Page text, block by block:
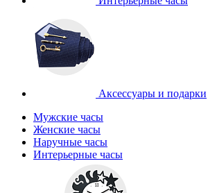
Аксессуары и подарки
Мужские часы
Женские часы
Наручные часы
Интерьерные часы